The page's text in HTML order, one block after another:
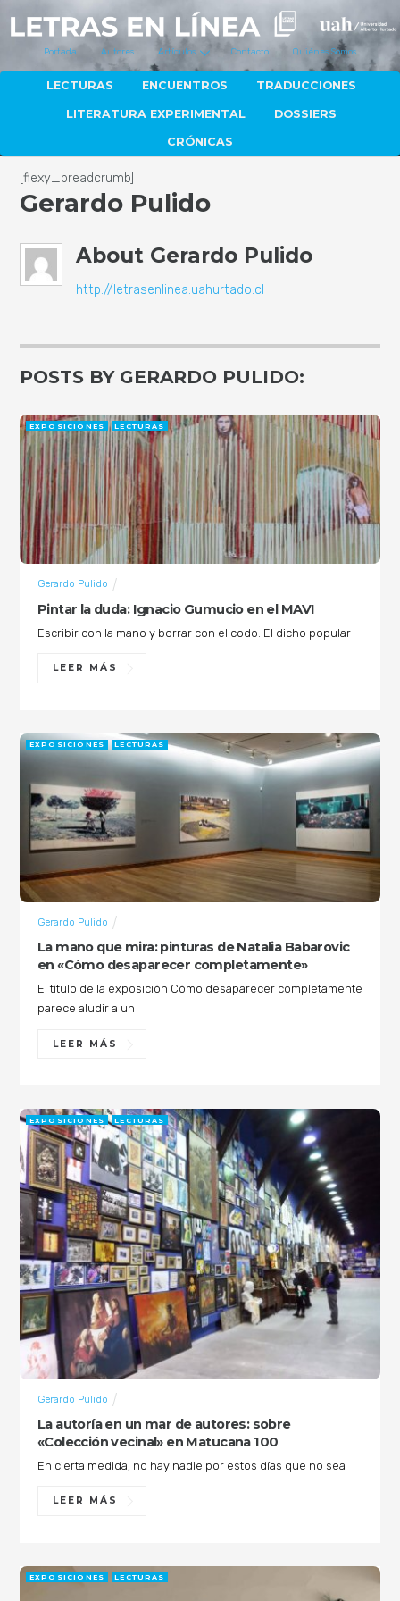
Portada Autores Artículos Contacto Quiénes Somos
LECTURAS ENCUENTROS TRADUCCIONES
LITERATURA EXPERIMENTAL DOSSIERS
CRÓNICAS
[flexy_breadcrumb]
Gerardo Pulido
About Gerardo Pulido
http://letrasenlinea.uahurtado.cl
POSTS BY GERARDO PULIDO:
Pintar la duda: Ignacio Gumucio en el MAVI
Gerardo Pulido
EXPOSICIONES LECTURAS
Escribir con la mano y borrar con el codo. El dicho popular
LEER MÁS
La mano que mira: pinturas de Natalia Babarovic
en «Cómo desaparecer completamente»
Gerardo Pulido
EXPOSICIONES LECTURAS
El título de la exposición Cómo desaparecer completamente
parece aludir a un
LEER MÁS
La autoría en un mar de autores: sobre
«Colección vecinal» en Matucana 100
Gerardo Pulido
EXPOSICIONES LECTURAS
En cierta medida, no hay nadie por estos días que no sea
LEER MÁS
EXPOSICIONES LECTURAS